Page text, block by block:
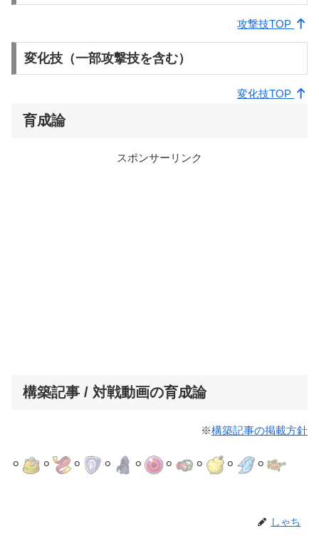
攻撃技TOP
変化技（一部攻撃技を含む）
変化技TOP
育成論
スポンサーリンク
構築記事 / 対戦動画の育成論
※構築記事の掲載方針
⚪︎ ⚪︎ ⚪︎ ⚪︎ ⚪︎ ⚪︎ ⚪︎ ⚪︎ ⚪︎
しゃち